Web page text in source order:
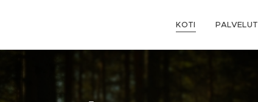
KOTI PALVELUT